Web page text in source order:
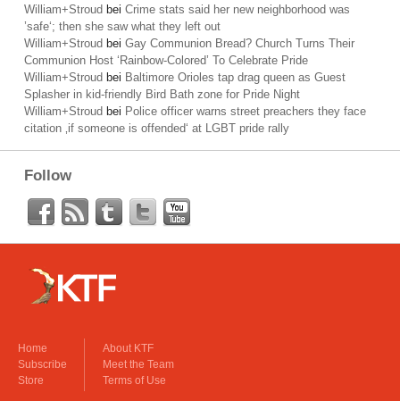
William+Stroud bei Crime stats said her new neighborhood was
’safe‘; then she saw what they left out
William+Stroud bei Gay Communion Bread? Church Turns Their
Communion Host ‘Rainbow-Colored’ To Celebrate Pride
William+Stroud bei Baltimore Orioles tap drag queen as Guest
Splasher in kid-friendly Bird Bath zone for Pride Night
William+Stroud bei Police officer warns street preachers they face
citation ‚if someone is offended‘ at LGBT pride rally
Follow
Home
Subscribe
Store
About KTF
Meet the Team
Terms of Use